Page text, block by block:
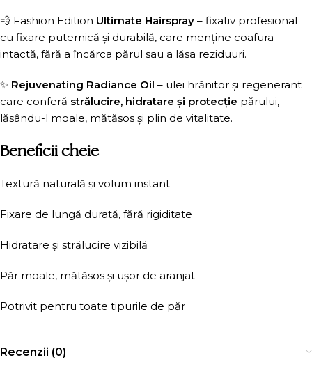
💨 Fashion Edition Ultimate Hairspray – fixativ profesional
cu fixare puternică și durabilă, care menține coafura
intactă, fără a încărca părul sau a lăsa reziduuri.
✨ Rejuvenating Radiance Oil – ulei hrănitor și regenerant
care conferă strălucire, hidratare și protecție părului,
lăsându-l moale, mătăsos și plin de vitalitate.
Beneficii cheie
Textură naturală și volum instant
Fixare de lungă durată, fără rigiditate
Hidratare și strălucire vizibilă
Păr moale, mătăsos și ușor de aranjat
Potrivit pentru toate tipurile de păr
Recenzii (0)